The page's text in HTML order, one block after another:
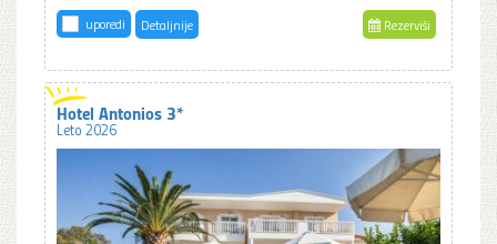
uporedi Detaljnije Rezerviši
Hotel Antonios 3*
Leto 2026